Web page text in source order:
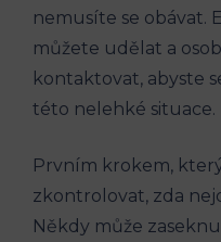
nemusíte se obávat.
můžete udělat a
kontaktovat, abyste
této nelehké situace.
Prvním krokem,
zkontrolovat, zda
Někdy může